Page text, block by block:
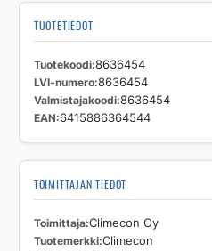
TUOTETIEDOT
Tuotekoodi 8636454
LVI-numero 8636454
Valmistajakoodi 8636454
EAN 6415886364544
TOIMITTAJAN TIEDOT
Toimittaja Climecon Oy
Tuotemerkki Climecon